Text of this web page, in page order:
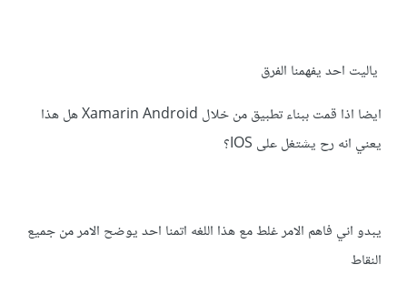
ياليت احد يفهمنا الفرق
ايضا اذا قمت ببناء تطبيق من خلال Xamarin Android هل هذا
يعني انه رح يشتغل على IOS؟
يبدو اني فاهم الامر غلط مع هذا اللغه اتمنا احد يوضح الامر من جميع
النقاط